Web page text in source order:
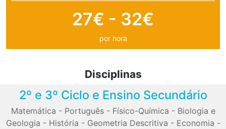
27€ - 32€
por hora
Disciplinas
2º e 3º Ciclo e Ensino Secundário
Matemática - Português- Físico-Química - Biologia e
Geologia - História - Geometria Descritiva - Economia -